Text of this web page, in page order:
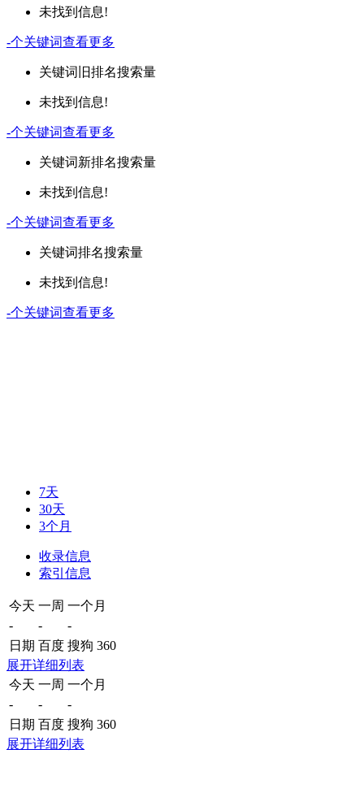
未找到信息!
-个关键词查看更多
关键词 旧排名搜索量
未找到信息!
-个关键词查看更多
关键词新排名搜索量
未找到信息!
-个关键词查看更多
关键词排名搜索量
未找到信息!
-个关键词查看更多
7天
30天
3个月
收录信息
索引信息
今天 一周 一个月
-
-
-
日期 百度 搜狗 360
展开详细列表
今天 一周 一个月
-
-
-
日期 百度 搜狗 360
展开详细列表